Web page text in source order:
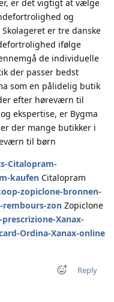
er det vigtigt at vælge
og
er tre danske
ifølge
de individuelle
der passer bedst
som en pålidelig butik
efter høreværn til
ekspertise, er Bygma
der mange butikker i
til børn
Citalopram-
kaufen Citalopram
zopiclone-bronnen-
rembours-zon Zopiclone
Xanax-
Ordina-Xanax-online
Reply